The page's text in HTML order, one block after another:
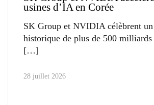
usines d’IA en Corée
SK Group et NVIDIA célèbrent
historique de plus de 500 milliards
28 juillet 2026